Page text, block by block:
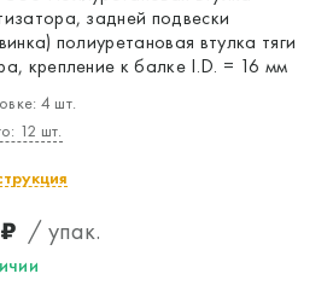
задней подвески
полиуретановая втулка тяги
крепление к балке I.D. = 16 мм
4 шт.
12 шт.
/ упак.